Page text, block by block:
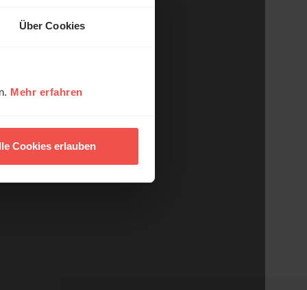
Über Cookies
Mehr erfahren
Cookies erlauben